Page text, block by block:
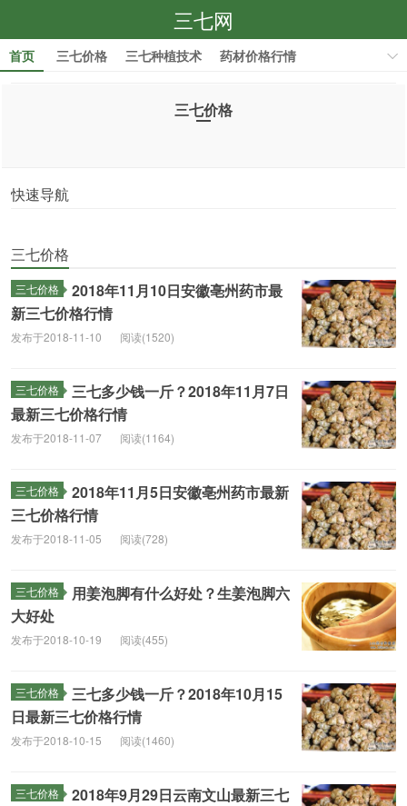
三七网
首页 三七价格 三七种植技术
药材价格行情
三七价格
快速导航
三七价格
三七价格
2018年11月10日安徽亳州药市最
新三七价格行情
发布于2018-11-10 阅读(1520)
三七价格
三七多少钱一斤？2018年11月7日
最新三七价格行情
发布于2018-11-07 阅读(1164)
三七价格
2018年11月5日安徽亳州药市最新
三七价格行情
发布于2018-11-05 阅读(728)
三七价格
用姜泡脚有什么好处？生姜泡脚六
大好处
发布于2018-10-19 阅读(455)
三七价格
三七多少钱一斤？2018年10月15
日最新三七价格行情
发布于2018-10-15 阅读(1460)
三七价格
2018年9月29日云南文山最新三七